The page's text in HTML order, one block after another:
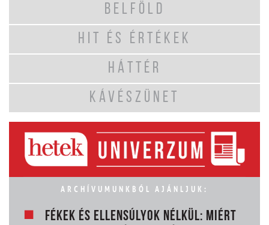
BELFÖLD
HIT ÉS ÉRTÉKEK
HÁTTÉR
KÁVÉSZÜNET
ARCHÍVUMUNKBÓL AJÁNLJUK:
FÉKEK ÉS ELLENSÚLYOK NÉLKÜL: MIÉRT